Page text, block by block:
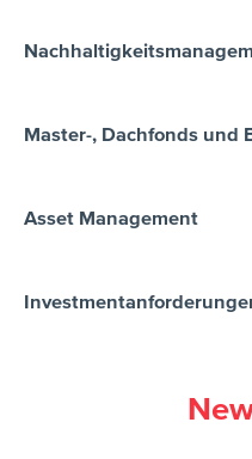
Master-, Dachfonds und
Asset Management